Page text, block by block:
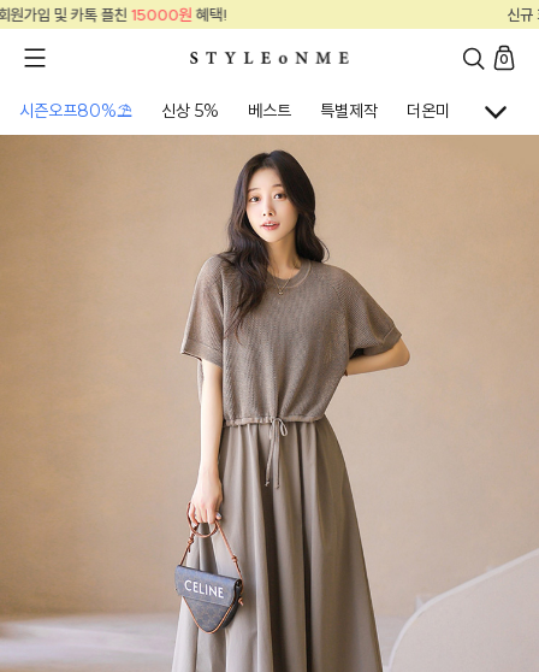
신규 회원가입 및 카톡 플친
0
시즌오프80%⛱ 신상 5% 베스트 특별제작 더온미 골프웨어